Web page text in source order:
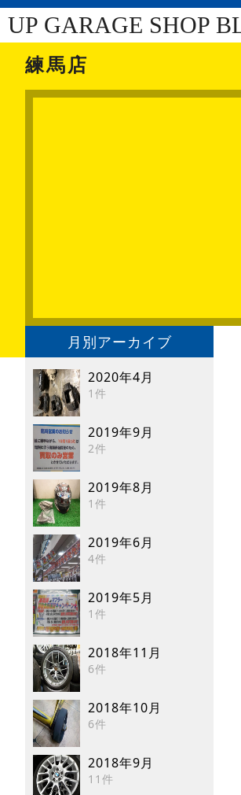
UP GARAGE SHOP
練馬店
月別アーカイブ
2020年4月
1件
2019年9月
2件
2019年8月
1件
2019年6月
4件
2019年5月
1件
2018年11月
6件
2018年10月
6件
2018年9月
11件